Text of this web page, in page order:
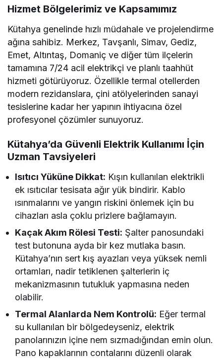
Hizmet Bölgelerimiz ve Kapsamımız
Kütahya genelinde hızlı müdahale ve projelendirme
ağına sahibiz. Merkez, Tavşanlı, Simav, Gediz,
Emet, Altıntaş, Domaniç ve diğer tüm ilçelerin
tamamına 7/24 acil elektrikçi ve planlı taahhüt
hizmeti götürüyoruz. Özellikle termal otellerden
modern rezidanslara, çini atölyelerinden sanayi
tesislerine kadar her yapının ihtiyacına özel
profesyonel çözümler sunuyoruz.
Kütahya’da Güvenli Elektrik Kullanımı İçin
Uzman Tavsiyeleri
Isıtıcı Yüküne Dikkat: Kışın kullanılan elektrikli
ek ısıtıcılar tesisata ağır yük bindirir. Kablo
ısınmalarını ve yangın riskini önlemek için bu
cihazları asla çoklu prizlere bağlamayın.
Kaçak Akım Rölesi Testi: Şalter panosundaki
test butonuna ayda bir kez mutlaka basın.
Kütahya’nın sert kış ayazları veya yüksek nemli
ortamları, nadir tetiklenen şalterlerin iç
mekanizmasının tutukluk yapmasına neden
olabilir.
Termal Alanlarda Nem Kontrolü: Eğer termal
su kullanılan bir bölgedeyseniz, elektrik
panolarınızın içine nem sızmadığından emin olun.
Pano kapaklarının contalarını düzenli olarak